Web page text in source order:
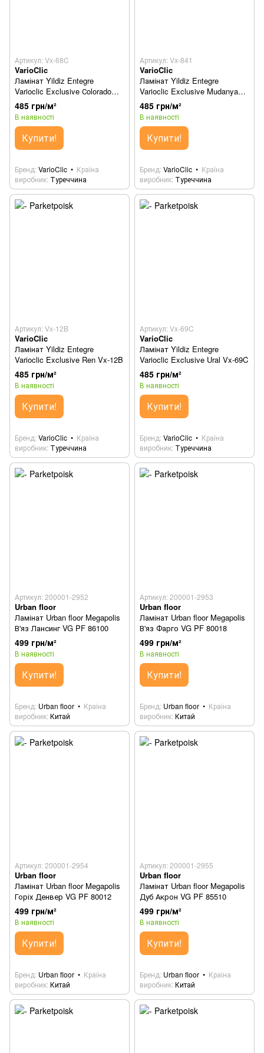
Артикул: Vx-68C
VarioClic
Ламінат Yildiz Entegre
Varioclic Exclusive Сolorado
Vx-68C
485 грн/м²
В наявності
Купити!
Бренд VarioClic
Країна
виробник Туреччина
Артикул: Vx-841
VarioClic
Ламінат Yildiz Entegre
Varioclic Exclusive Mudanya
Vx-841
485 грн/м²
В наявності
Купити!
Бренд VarioClic
Країна
виробник Туреччина
Артикул: Vx-12B
VarioClic
Ламінат Yildiz Entegre
Varioclic Exclusive Ren Vx-12B
485 грн/м²
В наявності
Купити!
Бренд VarioClic
Країна
виробник Туреччина
Артикул: Vx-69C
VarioClic
Ламінат Yildiz Entegre
Varioclic Exclusive Ural Vx-69C
485 грн/м²
В наявності
Купити!
Бренд VarioClic
Країна
виробник Туреччина
Артикул: 200001-2952
Urban floor
Ламінат Urban floor Megapolis
В'яз Лансинг VG PF 86100
499 грн/м²
В наявності
Купити!
Бренд Urban floor
Країна
виробник Китай
Артикул: 200001-2953
Urban floor
Ламінат Urban floor Megapolis
В'яз Фарго VG PF 80018
499 грн/м²
В наявності
Купити!
Бренд Urban floor
Країна
виробник Китай
Артикул: 200001-2954
Urban floor
Ламінат Urban floor Megapolis
Горіх Денвер VG PF 80012
499 грн/м²
В наявності
Купити!
Бренд Urban floor
Країна
виробник Китай
Артикул: 200001-2955
Urban floor
Ламінат Urban floor Megapolis
Дуб Акрон VG PF 85510
499 грн/м²
В наявності
Купити!
Бренд Urban floor
Країна
виробник Китай